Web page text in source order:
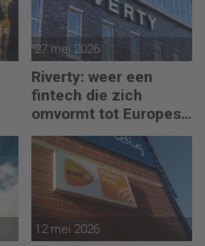
27 mei 2026
Riverty: weer een
fintech die zich
omvormt tot Europese
bank
12 mei 2026